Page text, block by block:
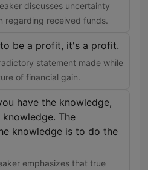
discusses uncertainty
regarding received funds.
be a profit, it's a profit.
statement made while
of financial gain.
have the knowledge,
The
knowledge is to do the
emphasizes that true